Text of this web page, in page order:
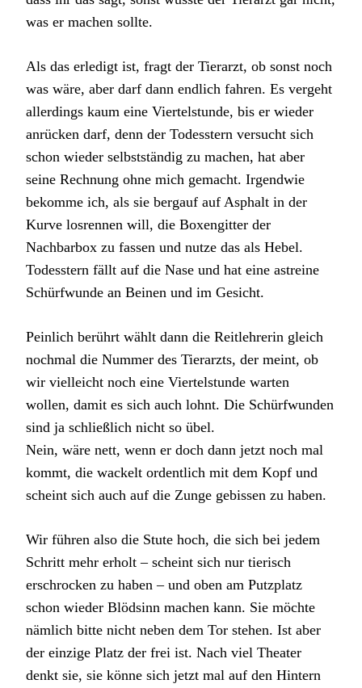
was er machen sollte.
Als das erledigt ist, fragt der Tierarzt, ob sonst noch
was wäre, aber darf dann endlich fahren. Es vergeht
allerdings kaum eine Viertelstunde, bis er wieder
anrücken darf, denn der Todesstern versucht sich
schon wieder selbstständig zu machen, hat aber
seine Rechnung ohne mich gemacht. Irgendwie
bekomme ich, als sie bergauf auf Asphalt in der
Kurve losrennen will, die Boxengitter der
Nachbarbox zu fassen und nutze das als Hebel.
Todesstern fällt auf die Nase und hat eine astreine
Schürfwunde an Beinen und im Gesicht.
Peinlich berührt wählt dann die Reitlehrerin gleich
nochmal die Nummer des Tierarzts, der meint, ob
wir vielleicht noch eine Viertelstunde warten
wollen, damit es sich auch lohnt. Die Schürfwunden
sind ja schließlich nicht so übel.
Nein, wäre nett, wenn er doch dann jetzt noch mal
kommt, die wackelt ordentlich mit dem Kopf und
scheint sich auch auf die Zunge gebissen zu haben.
Wir führen also die Stute hoch, die sich bei jedem
Schritt mehr erholt – scheint sich nur tierisch
erschrocken zu haben – und oben am Putzplatz
schon wieder Blödsinn machen kann. Sie möchte
nämlich bitte nicht neben dem Tor stehen. Ist aber
der einzige Platz der frei ist. Nach viel Theater
denkt sie, sie könne sich jetzt mal auf den Hintern